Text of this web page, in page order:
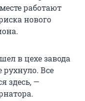
работают
нового
в цехе завода
рухнуло. Все
здесь, —